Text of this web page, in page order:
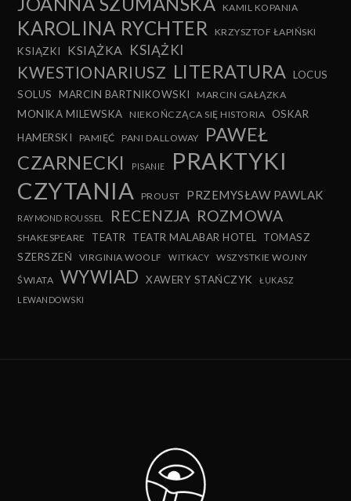
KAMIL KOPANIA
KAROLINA RYCHTER KRZYSZTOF ŁAPIŃSKI
KSIĄZKI KSIĄŻKA KSIĄŻKI
KWESTIONARIUSZ LITERATURA LOCUS
SOLUS
MARCIN BARTNIKOWSKI MARCIN GAŁĄZKA
MONIKA MILEWSKA NIEKOŃCZĄCA SIĘ HISTORIA OSKAR
HAMERSKI
PAMIĘĆ PANI DALLOWAY
PAWEŁ
CZARNECKI
PISANIE
PRAKTYKI
CZYTANIA
PROUST PRZEMYSŁAW PAWLAK
RAYMOND ROUSSEL RECENZJA ROZMOWA
SHAKESPEARE TEATR TEATR MALABAR HOTEL
TOMASZ
SZERSZEŃ
VIRGINIA WOOLF WITKACY
WSZYSTKIE WOJNY
ŚWIATA WYWIAD XAWERY STAŃCZYK
ŁUKASZ
LEWANDOWSKI